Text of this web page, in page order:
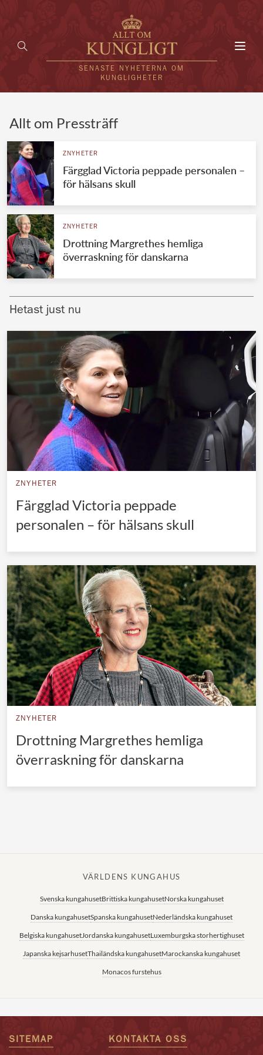
SENASTE NYHETERNA OM
KUNGLIGHETER
UTLÄNDSKT
VÄRLDENS KUNGAHUS
Svenska kungahuset
Brittiska kungahuset
Nederländska kungahuset
Belgiska kungahuset
Jordanska kungahuset
Luxemburgska storhertighuset
Japanska kejsarhuset
Thailändska kungahuset
Marockanska kungahuset
REDAKTION
Allt om Pressträff
ZNYHETER
Färgglad Victoria peppade personalen –
för hälsans skull
ZNYHETER
Drottning Margrethes hemliga
överraskning för danskarna
Hetast just nu
ZNYHETER
Färgglad Victoria peppade
personalen – för hälsans skull
ZNYHETER
Drottning Margrethes hemliga
överraskning för danskarna
VÄRLDENS KUNGAHUS
Svenska kungahusetBrittiska kungahusetNorska kungahuset
Danska kungahusetSpanska kungahusetNederländska kungahuset
Belgiska kungahusetJordanska kungahusetLuxemburgska storhertighuset
Japanska kejsarhusetThailändska kungahusetMarockanska kungahuset
Monacos furstehus
SITEMAP KONTAKTA OSS